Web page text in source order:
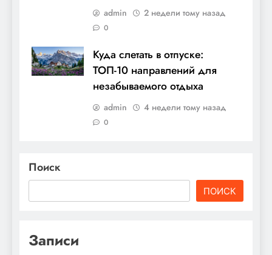
admin 2 недели тому назад
0
Куда слетать в отпуске:
ТОП-10 направлений для
незабываемого отдыха
admin 4 недели тому назад
0
Поиск
ПОИСК
Записи